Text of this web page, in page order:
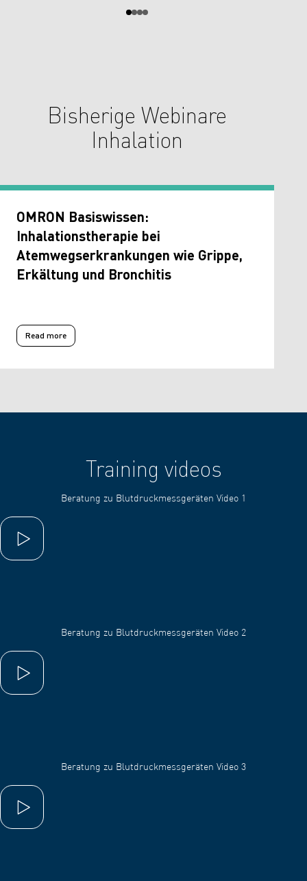
Bisherige Webinare
Inhalation
OMRON Basiswissen:
Inhalationstherapie bei
Atemwegserkrankungen wie Grippe,
Erkältung und Bronchitis
Read moreRead more about OMRON Basiswissen: Inhalationstherapie bei
Training videos
Beratung zu Blutdruckmessgeräten Video 1
Play video
Beratung zu Blutdruckmessgeräten Video 2
Play video
Beratung zu Blutdruckmessgeräten Video 3
Play video